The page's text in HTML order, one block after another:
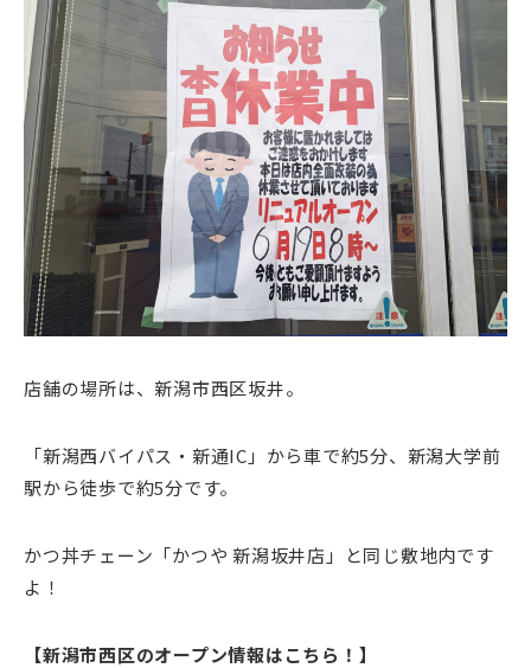
店舗の場所は、新潟市西区坂井。
「新潟西バイパス・新通IC」から車で約5分、新潟大学前
駅から徒歩で約5分です。
かつ丼チェーン「かつや 新潟坂井店」と同じ敷地内です
よ！
【新潟市西区のオープン情報はこちら！】